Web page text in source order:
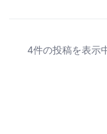
4件の投稿を表示